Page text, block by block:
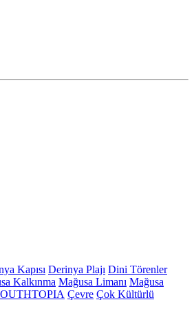
Kapısı Derinya Plajı Dini Törenler
Kalkınma Mağusa Limanı Mağusa
Çevre Çok Kültürlü